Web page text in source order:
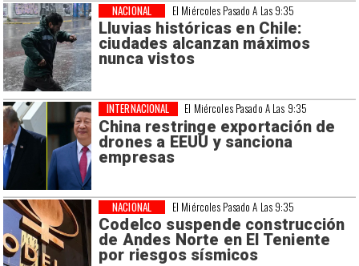
El Miércoles Pasado A Las 9:35
Lluvias históricas en Chile:
ciudades alcanzan máximos
nunca vistos
NACIONAL
El Miércoles Pasado A Las 9:35
China restringe exportación de
drones a EEUU y sanciona
empresas
INTERNACIONAL
El Miércoles Pasado A Las 9:35
Codelco suspende construcción
de Andes Norte en El Teniente
por riesgos sísmicos
NACIONAL